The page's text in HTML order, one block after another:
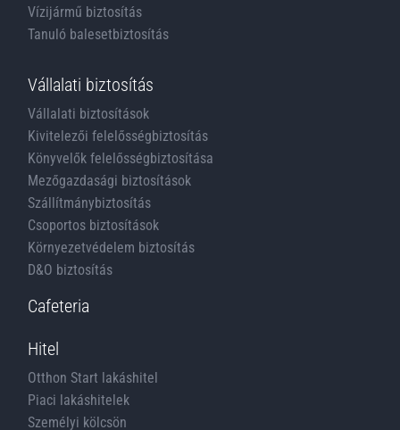
Vízijármű biztosítás
Tanuló balesetbiztosítás
Vállalati biztosítás
Vállalati biztosítások
Kivitelezői felelősségbiztosítás
Könyvelők felelősségbiztosítása
Mezőgazdasági biztosítások
Szállítmánybiztosítás
Csoportos biztosítások
Környezetvédelem biztosítás
D&O biztosítás
Cafeteria
Hitel
Otthon Start lakáshitel
Piaci lakáshitelek
Személyi kölcsön